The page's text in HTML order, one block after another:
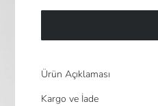
Ürün Açıklaması
Kargo ve İade